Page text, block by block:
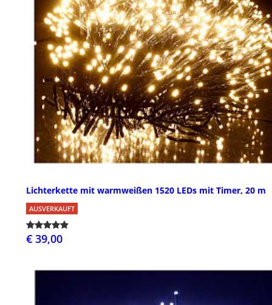
Lichterkette mit warmweißen 1520 LEDs mit Timer, 20 m
AUSVERKAUFT
€ 39,00